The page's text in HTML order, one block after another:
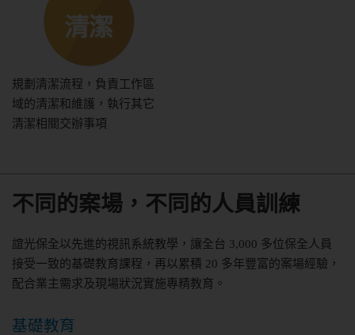
清潔
規劃清潔流程，負責工作區
域的清潔和維護，執行其它
清潔相關交辦事項
不同的案場，不同的人員訓練
誼光保全以先進的視訊系統教學，讓全台 3,000 多位保全人員
接受一致的基礎教育課程，再以累積 20 多年豐富的案場經驗，
配合業主需求及現場狀況實施專精教育。
基礎教育